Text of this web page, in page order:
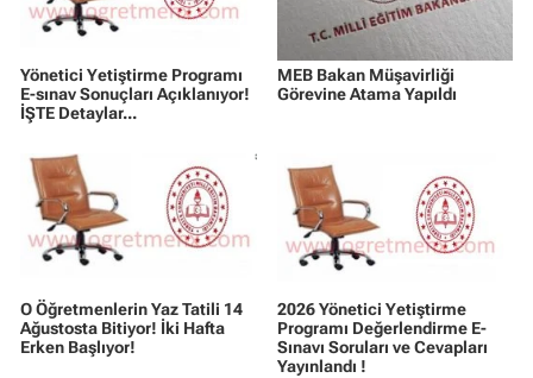
Yönetici Yetiştirme Programı
E-sınav Sonuçları Açıklanıyor!
İŞTE Detaylar...
MEB Bakan Müşavirliği
Görevine Atama Yapıldı
O Öğretmenlerin Yaz Tatili 14
Ağustosta Bitiyor! İki Hafta
Erken Başlıyor!
2026 Yönetici Yetiştirme
Programı Değerlendirme E-
Sınavı Soruları ve Cevapları
Yayınlandı !